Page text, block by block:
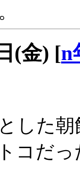
(金) [n
した朝
コだ